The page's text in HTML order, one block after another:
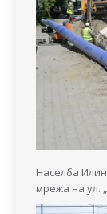
Населба
мрежа на ул.